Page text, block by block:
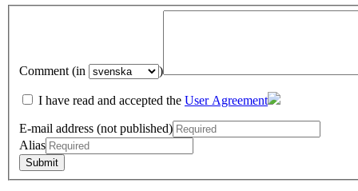
Comment (in )
I have read and accepted the User Agreement
E-mail address (not published)
Alias